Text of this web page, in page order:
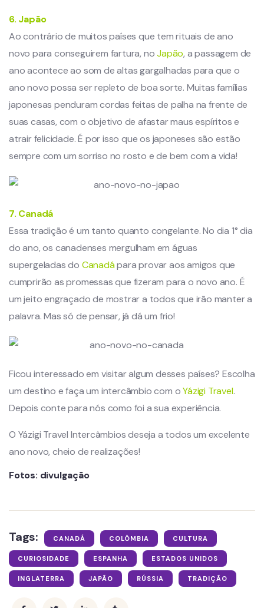
6. Japão
Ao contrário de muitos países que tem rituais de ano
novo para conseguirem fartura, noJapão, a passagem de
ano acontece ao som de altas gargalhadas para que o
ano novo possa ser repleto de boa sorte. Muitas famílias
japonesas penduram cordas feitas de palha na frente de
suas casas, com o objetivo de afastar maus espíritos e
atrair felicidade. É por isso que os japoneses são estão
sempre com um sorriso no rosto e de bem com a vida!
7. Canadá
Essa tradição é um tanto quanto congelante. No dia 1° dia
do ano, os canadenses mergulham em águas
supergeladas do Canadápara provar aos amigos que
cumprirão as promessas que fizeram para o novo ano. É
um jeito engraçado de mostrar a todos que irão manter a
palavra. Mas só de pensar, já dá um frio!
Ficou interessado em visitar algum desses países? Escolha
um destino e faça um intercâmbio com oYázigi Travel.
Depois conte para nós como foi a sua experiência.
O Yázigi Travel Intercâmbios deseja a todos um excelente
ano novo, cheio de realizações!
Fotos: divulgação
Tags: CANADÁ COLÔMBIA CULTURA
CURIOSIDADE ESPANHA ESTADOS UNIDOS
INGLATERRA JAPÃO RÚSSIA TRADIÇÃO